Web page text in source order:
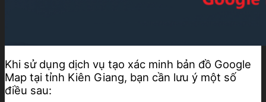
Khi sử dụng dịch vụ tạo xác minh bản đồ Google
Map tại tỉnh Kiên Giang, bạn cần lưu ý một số
điều sau: